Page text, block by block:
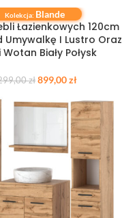
Kolekcja: Blande
Łazienkowych 120cm
Umywalkę I Lustro Oraz
Wotan Biały Połysk
zł 899,00zł